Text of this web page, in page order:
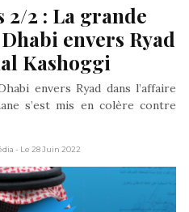
2/2 : La grande
envers Ryad
Kashoggi
envers Ryad dans l’affaire
s’est mis en colère contre
- Le 28 Juin 2022